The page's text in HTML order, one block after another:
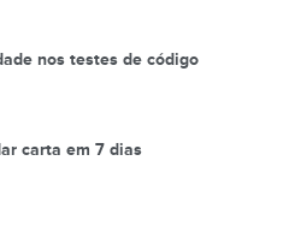
nos testes de código
carta em 7 dias